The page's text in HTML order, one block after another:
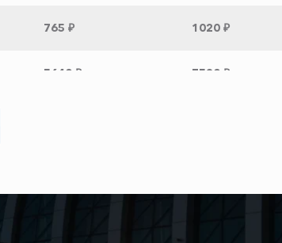
765 ₽ 1020 ₽
5640 ₽ 7520 ₽